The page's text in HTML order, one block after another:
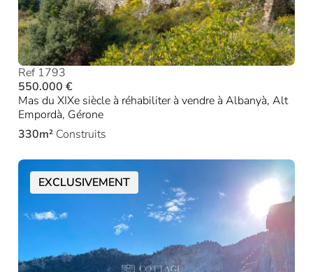
Ref 1793
550.000 €
Mas du XIXe siècle à réhabiliter à vendre à Albanyà, Alt
Empordà, Gérone
330m² Construits
EXCLUSIVEMENT